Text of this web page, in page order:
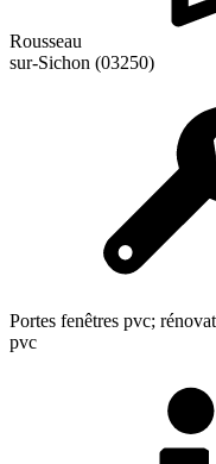
Rousseau
sur-Sichon (03250)
Portes fenêtres pvc;
pvc